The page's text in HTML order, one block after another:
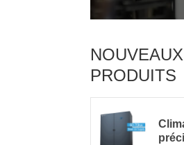
NOUVEAUX
PRODUITS